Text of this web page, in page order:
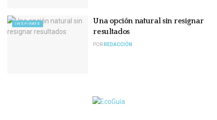
INSPIRATE
Una opción natural sin resignar
resultados
POR REDACCIÓN